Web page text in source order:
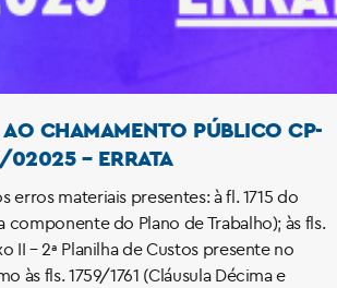
CHAMAMENTO PÚBLICO CP-
SMCT Nº 02/02025 – ERRATA
erros materiais presentes: à fl. 1715 do
componente do Plano de Trabalho); às fls.
II – 2ª Planilha de Custos presente no
às fls. 1759/1761 (Cláusula Décima e